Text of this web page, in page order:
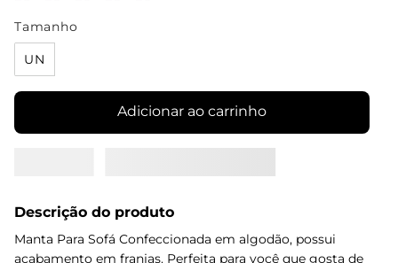
Tamanho
UN
Adicionar ao carrinho
Descrição do produto
Manta Para Sofá Confeccionada em algodão, possui
acabamento em franjas. Perfeita para você que gosta de